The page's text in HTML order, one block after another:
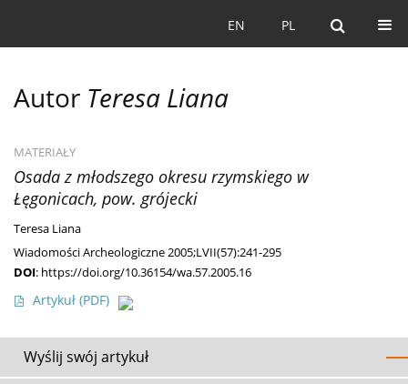
PL
EN
Autor Teresa Liana
MATERIAŁY
Osada z młodszego okresu rzymskiego w
Łęgonicach, pow. grójecki
Teresa Liana
Wiadomości Archeologiczne 2005;LVII(57):241-295
DOI: https://doi.org/10.36154/wa.57.2005.16
Artykuł (PDF)
Wyślij swój artykuł